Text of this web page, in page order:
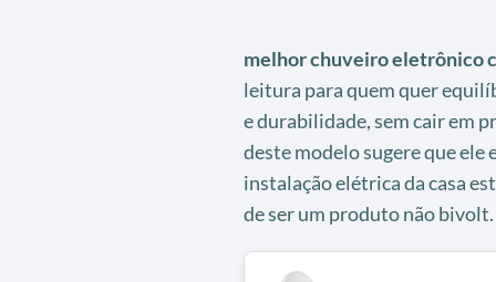
melhor chuveiro eletrônico
leitura para quem quer
e durabilidade, sem cair em
deste modelo sugere que
instalação elétrica da casa
de ser um produto não bivolt.